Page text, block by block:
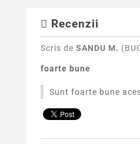
Recenzii
Scris de SANDU M.
foarte bune
Sunt foarte bune